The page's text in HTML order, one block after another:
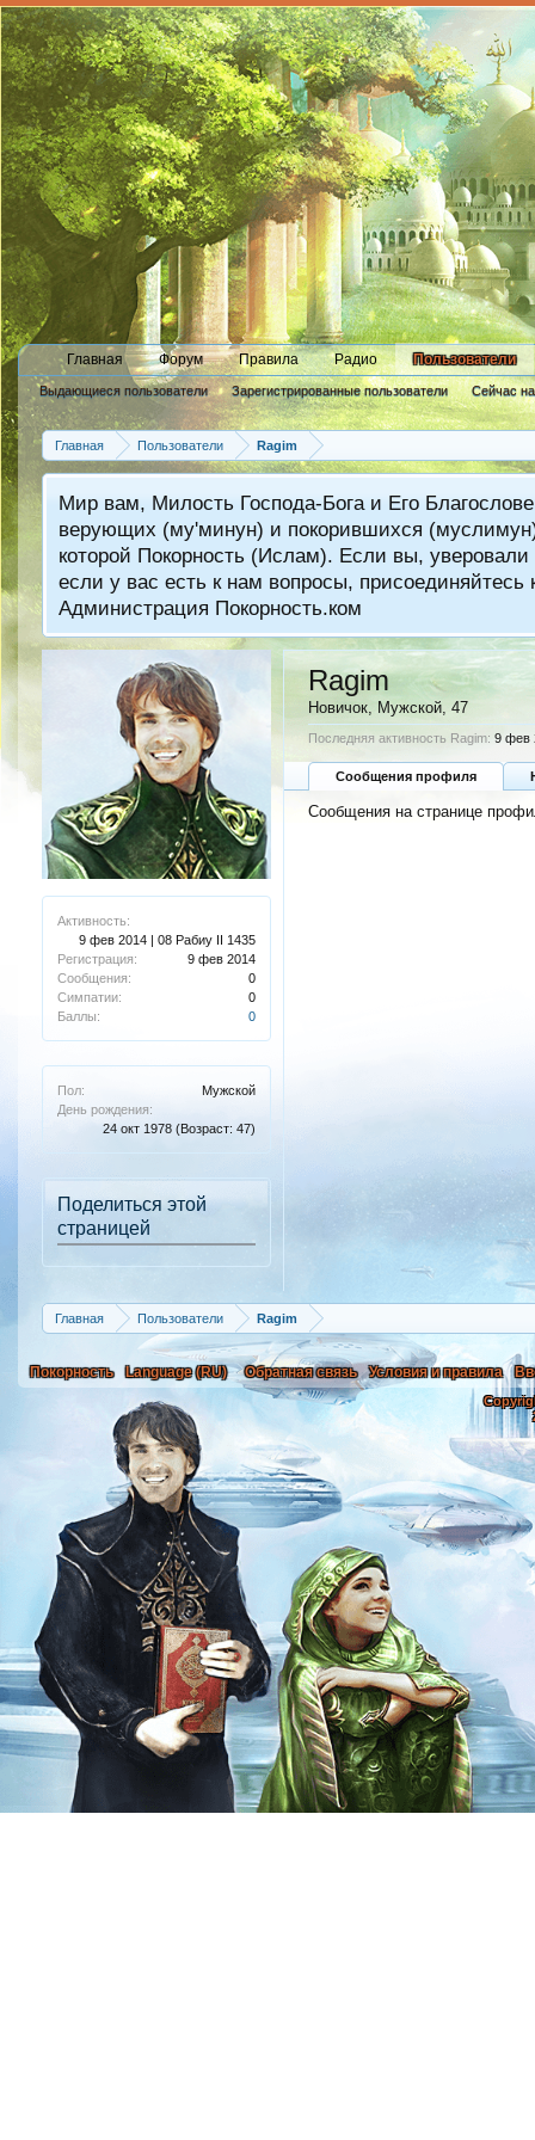
Главная Форум Правила Радио Пользователи
Выдающиеся пользователи Зарегистрированные пользователи Сейчас
Новые сообщения профиля
Главная
Пользователи Ragim
Мир вам, Милость Господа-Бога и Его
верующих (му'минун) и покорившихся
которой Покорность (Ислам). Если вы,
если у вас есть к нам вопросы,
Администрация Покорность.ком
Активность:
9 фев 2014 | 08 Рабиу II 1435
Регистрация:
9 фев 2014
Сообщения:
0
Симпатии:
0
Баллы:
0
Пол:
Мужской
День рождения:
24 окт 1978 (Возраст: 47)
Поделиться этой
страницей
Ragim
Новичок , Мужской, 47
Последняя активность Ragim: 9 фев
Сообщения профиля
Сообщения на странице
Главная Пользователи Ragim
Покорность Language (RU) Обратная связь Условия и правила